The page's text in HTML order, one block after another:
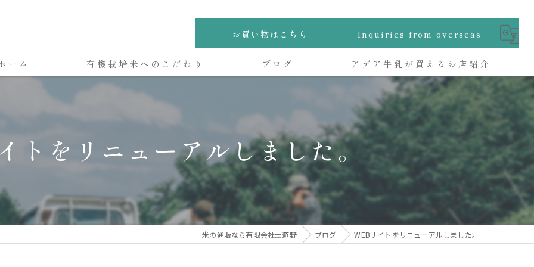
お買い物はこちら Inquiries from overseas
ーム 有機栽培米へのこだわり ブログ アデア牛乳が買えるお店紹介
トをリニューアルしました。
米の通販なら有限会社土遊野 ブログ WEBサイトをリニューアルしました。